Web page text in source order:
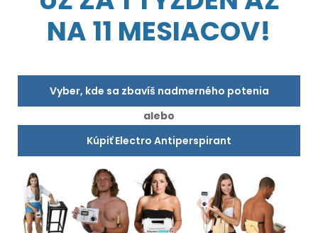
NA 11 MESIACOV!
Vyber, kde sa zbavíš nadmerného potenia
alebo
Kúpiť Electro Antiperspirant